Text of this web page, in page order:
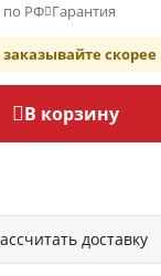
по РФ Гарантия
скорее
В корзину
доставку